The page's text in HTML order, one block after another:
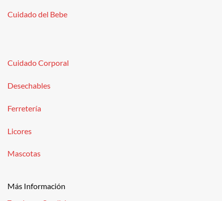
Cuidado del Bebe
Cuidado Corporal
Desechables
Ferretería
Licores
Mascotas
Más Información